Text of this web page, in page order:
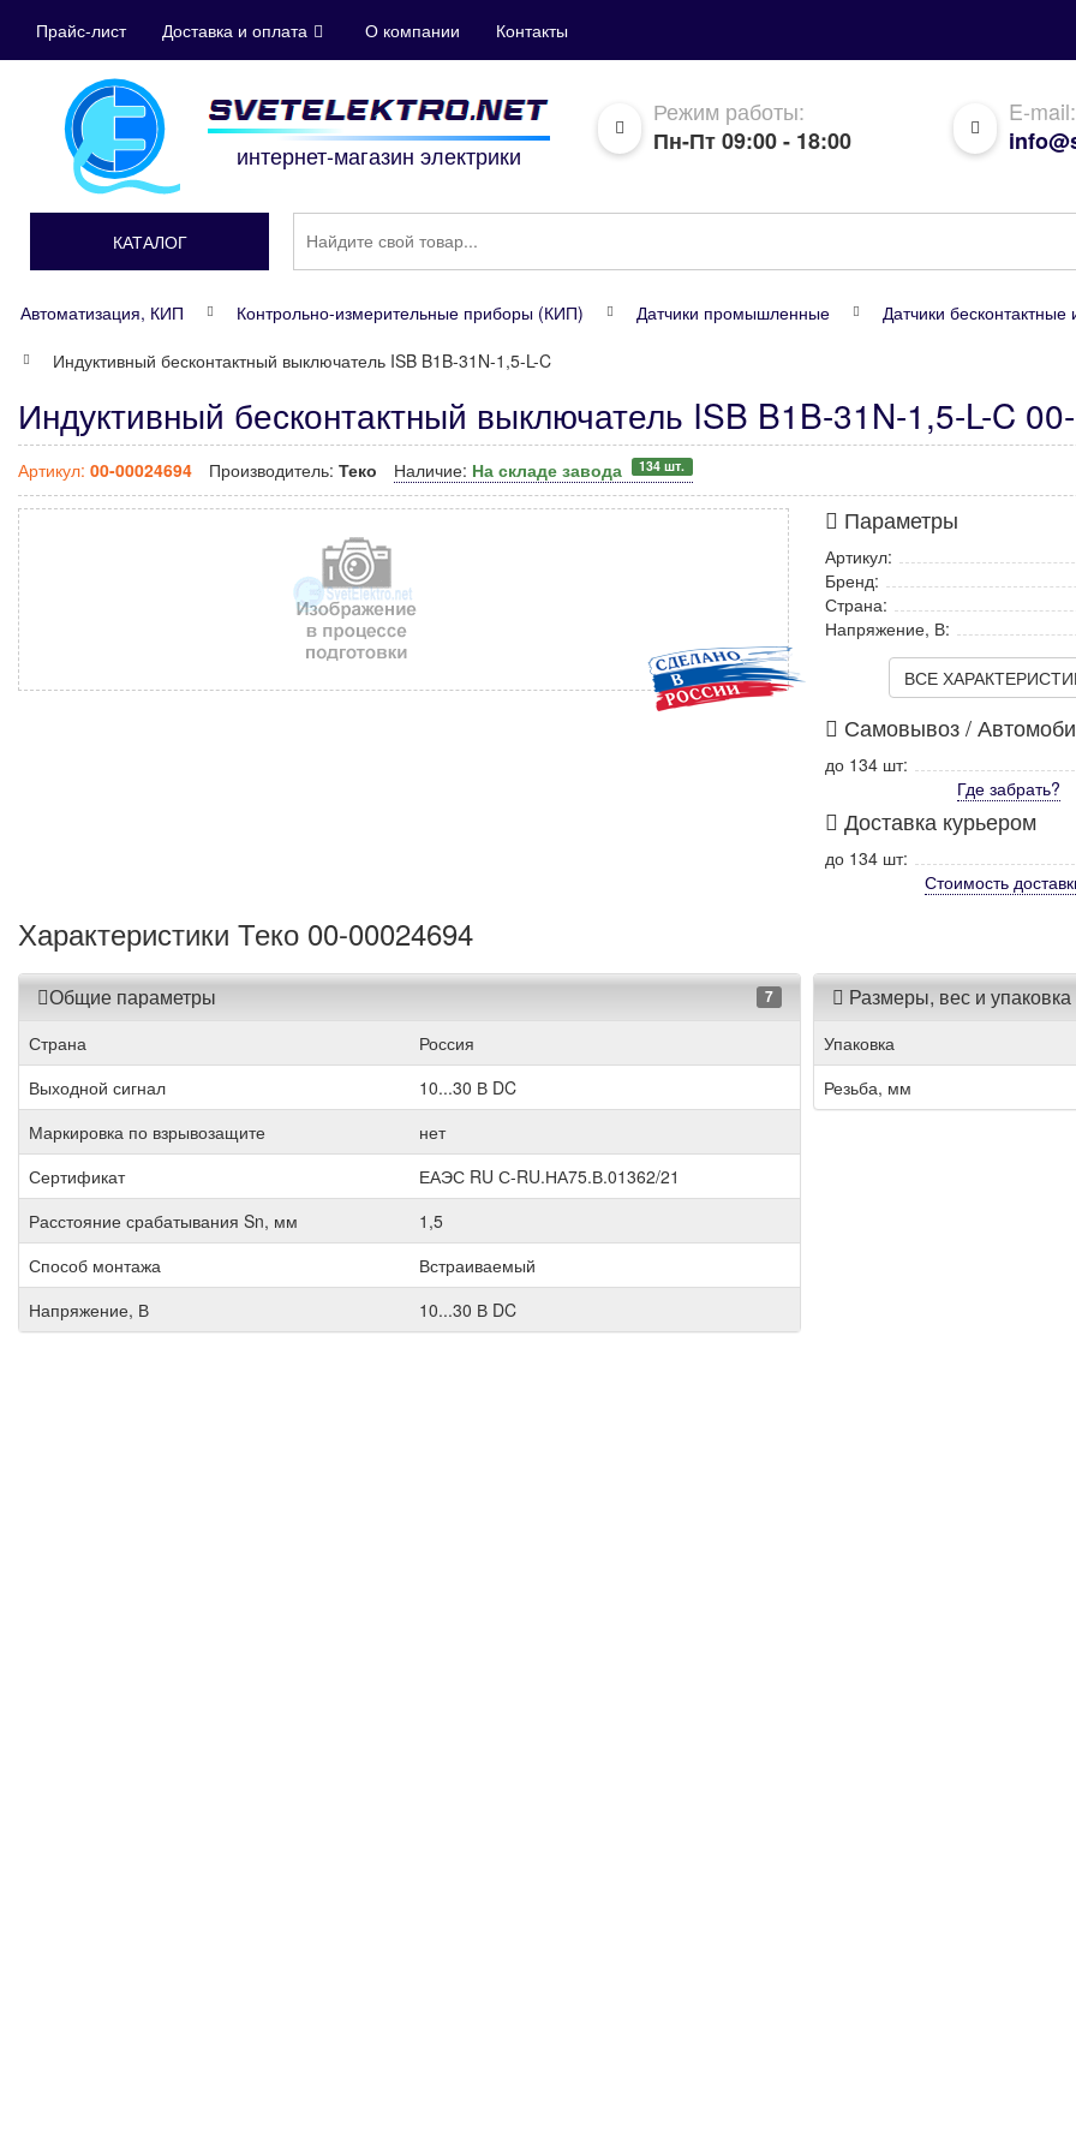
Прайс-лист Доставка и оплата О компании Контакты
интернет-магазин электрики
Режим работы:
Пн-Пт 09:00 - 18:00
E-mail:
КАТАЛОГ
Автоматизация, КИП Контрольно-измерительные приборы (КИП) Датчики промышленные
Датчики бесконтактные
Индуктивный бесконтактный выключатель ISB B1B-31N-1,5-L-C
Индуктивный бесконтактный выключатель ISB B1B-31N-1,5-L-C
Артикул: 00-00024694 Производитель: Теко Наличие: На складе завода 134 шт.
Параметры
Артикул:
Бренд:
Страна:
Напряжение, В:
ВСЕ
Самовывоз /
до 134 шт:
Где забрать?
Доставка курьером
до 134 шт:
Стоимость
Характеристики Теко 00-00024694
Общие параметры 7
Страна
Россия
Выходной сигнал
10...30 В DC
Маркировка по взрывозащите
нет
Сертификат
ЕАЭС RU С-RU.НА75.В.01362/21
Расстояние срабатывания Sn, мм
1,5
Способ монтажа
Встраиваемый
Напряжение, В
10...30 В DC
Размеры, вес и упаковка
Упаковка
Резьба, мм